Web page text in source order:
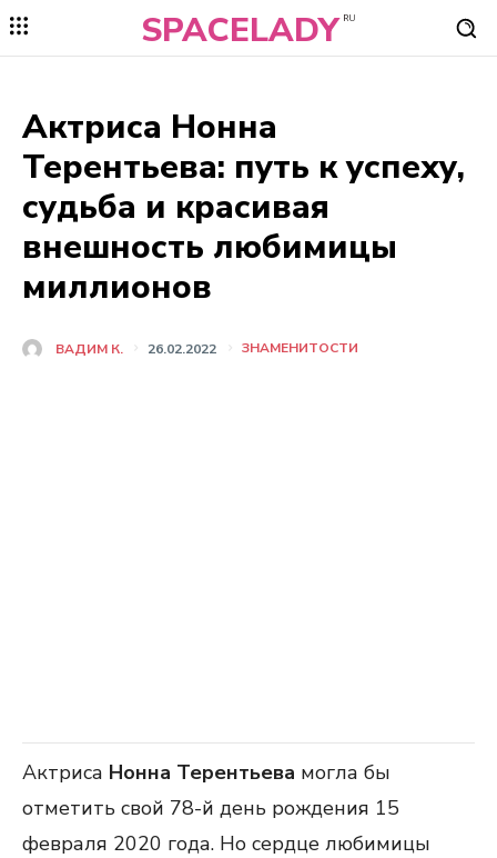
SPACELADY RU
Актриса Нонна
Терентьева: путь к успеху,
судьба и красивая
внешность любимицы
миллионов
ВАДИМ К. 26.02.2022 ЗНАМЕНИТОСТИ
Актриса Нонна Терентьева могла бы
отметить свой 78-й день рождения 15
февраля 2020 года. Но сердце любимицы